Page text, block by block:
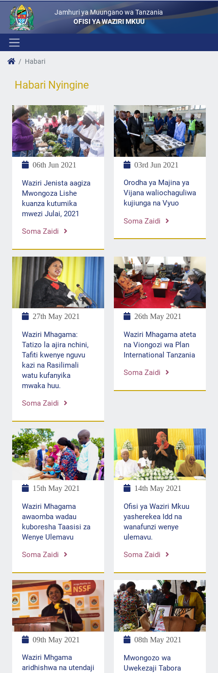
Jamhuri ya Muungano wa Tanzania
OFISI YA WAZIRI MKUU
Habari
Habari Nyingine
06th Jun 2021
Waziri Jenista aagiza
Mwongoza Lishe
kuanza kutumika
mwezi Julai, 2021
Soma Zaidi
03rd Jun 2021
Orodha ya Majina ya
Vijana waliochaguliwa
kujiunga na Vyuo
Soma Zaidi
27th May 2021
Waziri Mhagama:
Tatizo la ajira nchini,
Tafiti kwenye nguvu
kazi na Rasilimali
watu kufanyika
mwaka huu.
Soma Zaidi
26th May 2021
Waziri Mhagama ateta
na Viongozi wa Plan
International Tanzania
Soma Zaidi
15th May 2021
Waziri Mhagama
awaomba wadau
kuboresha Taasisi za
Wenye Ulemavu
Soma Zaidi
14th May 2021
Ofisi ya Waziri Mkuu
yasherekea Idd na
wanafunzi wenye
ulemavu.
Soma Zaidi
09th May 2021
Waziri Mhgama
aridhishwa na utendaji
08th May 2021
Mwongozo wa
Uwekezaji Tabora